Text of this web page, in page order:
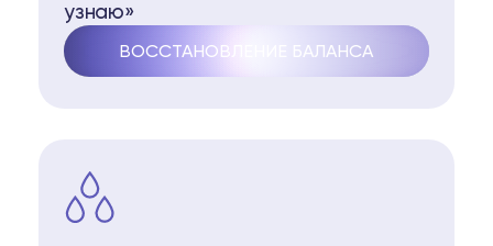
узнаю»
ВОССТАНОВЛЕНИЕ БАЛАНСА